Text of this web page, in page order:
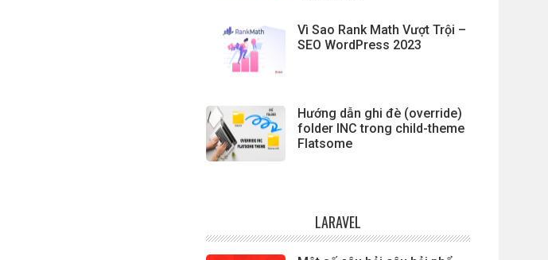
Vì Sao Rank Math Vượt Trội –
SEO WordPress 2023
Hướng dẫn ghi đè (override)
folder INC trong child-theme
Flatsome
LARAVEL